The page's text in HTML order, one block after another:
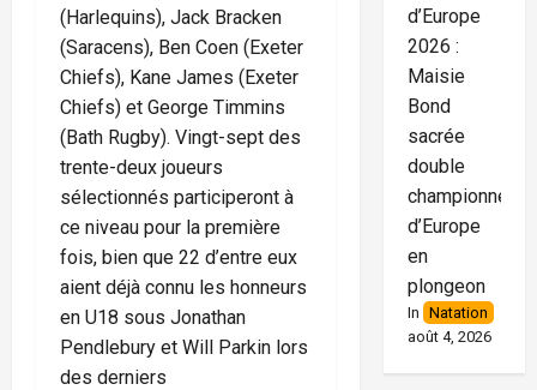
(Harlequins), Jack Bracken
(Saracens), Ben Coen (Exeter
Chiefs), Kane James (Exeter
Chiefs) et George Timmins
(Bath Rugby). Vingt-sept des
trente-deux joueurs
sélectionnés participeront à
ce niveau pour la première
fois, bien que 22 d’entre eux
aient déjà connu les honneurs
en U18 sous Jonathan
Pendlebury et Will Parkin lors
des derniers
d’Europe
2026 :
Maisie
Bond
sacrée
double
championne
d’Europe
en
plongeon
In Natation
août 4, 2026